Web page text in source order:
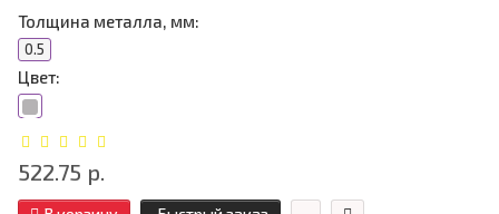
Толщина металла, мм:
0.5
Цвет:
522.75 р.